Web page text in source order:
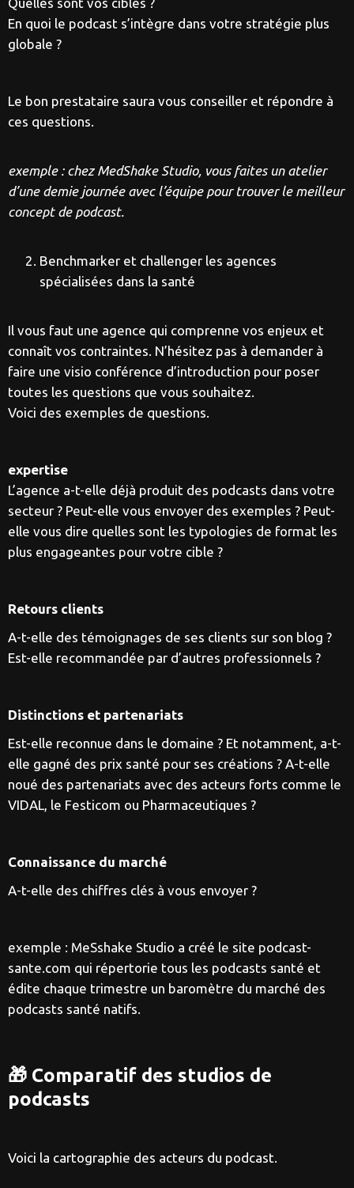
En quoi le podcast s’intègre dans votre stratégie plus
globale ?
Le bon prestataire saura vous conseiller et répondre à
ces questions.
exemple : chez MedShake Studio, vous faites un atelier
d’une demie journée avec l’équipe pour trouver le meilleur
concept de podcast.
Benchmarker et challenger les agences
spécialisées dans la santé
Il vous faut une agence qui comprenne vos enjeux et
connaît vos contraintes. N’hésitez pas à demander à
faire une visio conférence d’introduction pour poser
toutes les questions que vous souhaitez.
Voici des exemples de questions.
expertise
L’agence a-t-elle déjà produit des podcasts dans votre
secteur ? Peut-elle vous envoyer des exemples ? Peut-
elle vous dire quelles sont les typologies de format les
plus engageantes pour votre cible ?
Retours clients
A-t-elle des témoignages de ses clients sur son blog ?
Est-elle recommandée par d’autres professionnels ?
Distinctions et partenariats
Est-elle reconnue dans le domaine ? Et notamment, a-t-
elle gagné des prix santé pour ses créations ? A-t-elle
noué des partenariats avec des acteurs forts comme le
VIDAL, le Festicom ou Pharmaceutiques ?
Connaissance du marché
A-t-elle des chiffres clés à vous envoyer ?
exemple : MeSshake Studio a créé le site podcast-
sante.com qui répertorie tous les podcasts santé et
édite chaque trimestre un baromètre du marché des
podcasts santé natifs.
🎁 Comparatif des studios de
podcasts
Voici la cartographie des acteurs du podcast.